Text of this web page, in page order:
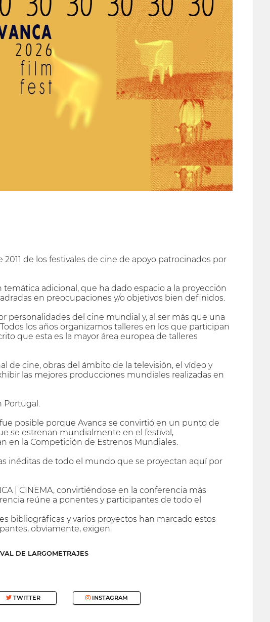
de los festivales de cine de apoyo patrocinados por
adicional, que ha dado espacio a la proyección
en preocupaciones y/o objetivos bien definidos.
personalidades del cine mundial y, al ser más que una
los años organizamos talleres en los que participan
que esta es la mayor área europea de talleres
de cine, obras del ámbito de la televisión, el vídeo y
las mejores producciones mundiales realizadas en
Portugal.
posible porque Avanca se convirtió en un punto de
se estrenan mundialmente en el festival,
en la Competición de Estrenos Mundiales.
inéditas de todo el mundo que se proyectan aquí por
| CINEMA, convirtiéndose en la conferencia más
reúne a ponentes y participantes de todo el
bibliográficas y varios proyectos han marcado estos
obviamente, exigen.
DE LARGOMETRAJES
TWITTER INSTAGRAM